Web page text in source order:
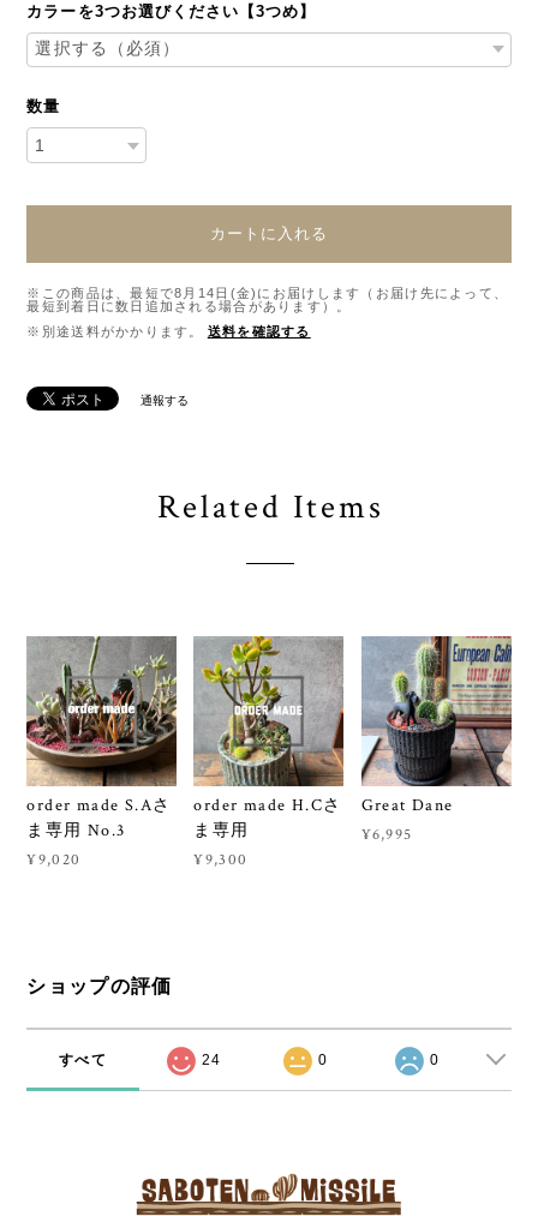
カラーを3つお選びください【3つめ】
数量
カートに入れる
※この商品は、最短で8月14日(金)にお届けします（お届け先によって、
最短到着日に数日追加される場合があります）。
※別途送料がかかります。
送料を確認する
通報する
Related Items
order made S.Aさ
ま専用 No.3
¥9,020
order made H.Cさ
ま専用
¥9,300
Great Dane
¥6,995
ショップの評価
すべて 24 0 0